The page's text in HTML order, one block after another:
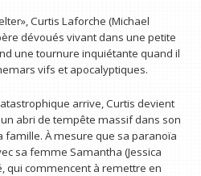
Curtis Laforche (Michael
dévoués vivant dans une petite
une tournure inquiétante quand il
vifs et apocalyptiques.
arrive, Curtis devient
abri de tempête massif dans son
famille. À mesure que sa paranoïa
sa femme Samantha (Jessica
qui commencent à remettre en